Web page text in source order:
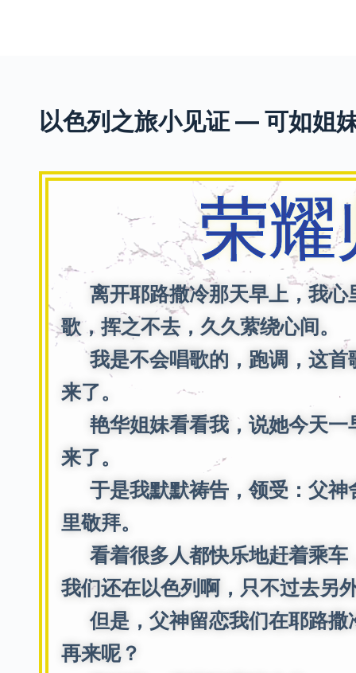
以色列之旅小见证 — 可如姐
荣
离开耶路撒冷那天早上，我心
歌，挥之不去，久久萦绕心间。
我是不会唱歌的，跑调，这首
来了。
艳华姐妹看看我，说她今天一
来了。
于是我默默祷告，领受：父神
里敬拜。
看着很多人都快乐地赶着乘车
我们还在以色列啊，只不过去另
但是，父神留恋我们在耶路撒
再来呢？